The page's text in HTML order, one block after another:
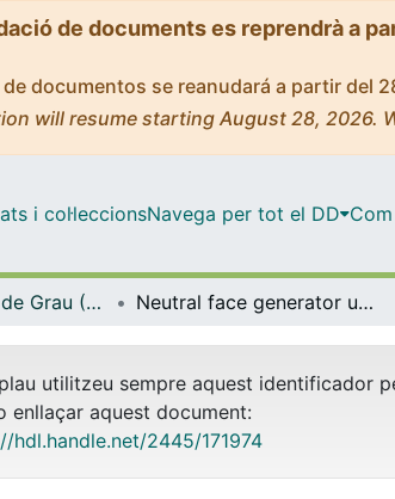
de documents es reprendrà a
documentos se reanudará a partir del
will resume starting August 28, 2026.
i col·leccionsNavega per tot el DD
Treballs Finals de Grau (TFG) - Enginyeria Informàtica Neutral face generator using variational autoencoders
utilitzeu sempre aquest identificador
enllaçar aquest document:
hdl.handle.net/2445/171974